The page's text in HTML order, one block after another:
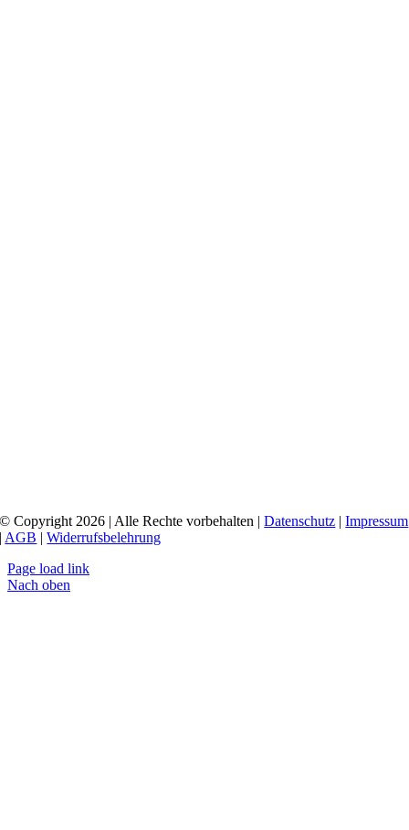
© Copyright 2026 | Alle Rechte vorbehalten |Datenschutz |Impressum
| AGB |Widerrufsbelehrung
Page load link
Nach oben